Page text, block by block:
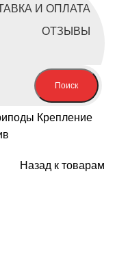
И ОПЛАТА
ОТЗЫВЫ
Поиск
Крепление
Назад к товарам